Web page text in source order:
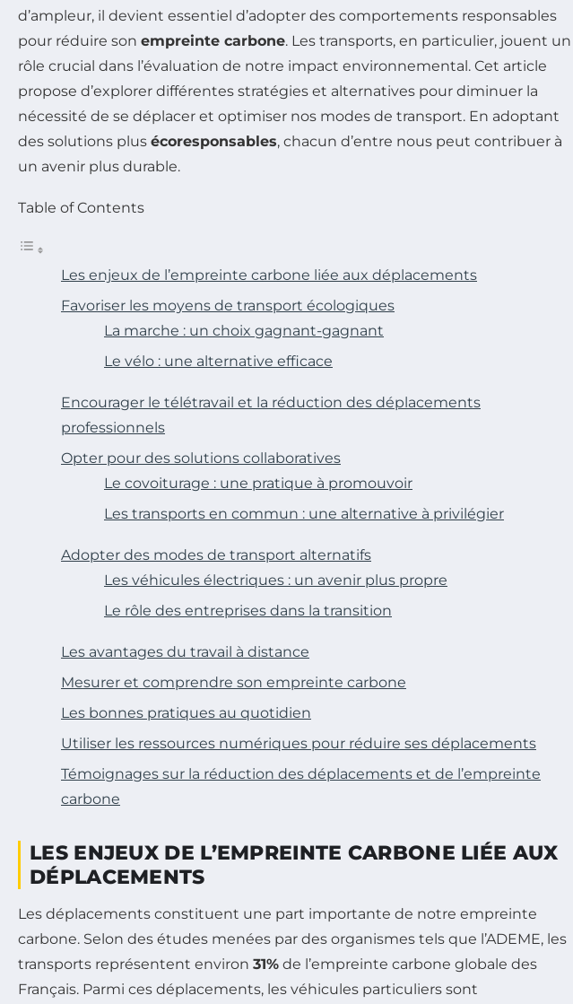
d’ampleur, il devient essentiel d’adopter des comportements responsables
pour réduire son empreinte carbone. Les transports, en particulier, jouent un
rôle crucial dans l’évaluation de notre impact environnemental. Cet article
propose d’explorer différentes stratégies et alternatives pour diminuer la
nécessité de se déplacer et optimiser nos modes de transport. En adoptant
des solutions plus écoresponsables, chacun d’entre nous peut contribuer à
un avenir plus durable.
Table of Contents
Les enjeux de l’empreinte carbone liée aux déplacements
Favoriser les moyens de transport écologiques
La marche : un choix gagnant-gagnant
Le vélo : une alternative efficace
Encourager le télétravail et la réduction des déplacements
professionnels
Opter pour des solutions collaboratives
Le covoiturage : une pratique à promouvoir
Les transports en commun : une alternative à privilégier
Adopter des modes de transport alternatifs
Les véhicules électriques : un avenir plus propre
Le rôle des entreprises dans la transition
Les avantages du travail à distance
Mesurer et comprendre son empreinte carbone
Les bonnes pratiques au quotidien
Utiliser les ressources numériques pour réduire ses déplacements
Témoignages sur la réduction des déplacements et de l’empreinte
carbone
LES ENJEUX DE L’EMPREINTE CARBONE LIÉE AUX
DÉPLACEMENTS
Les déplacements constituent une part importante de notre empreinte
carbone. Selon des études menées par des organismes tels que l’ADEME, les
transports représentent environ 31% de l’empreinte carbone globale des
Français. Parmi ces déplacements, les véhicules particuliers sont